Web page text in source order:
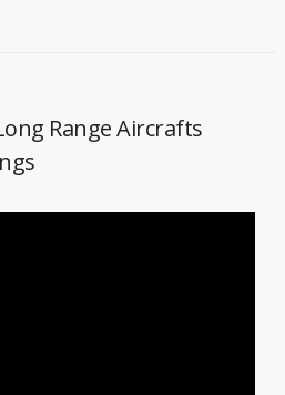
Range Aircrafts